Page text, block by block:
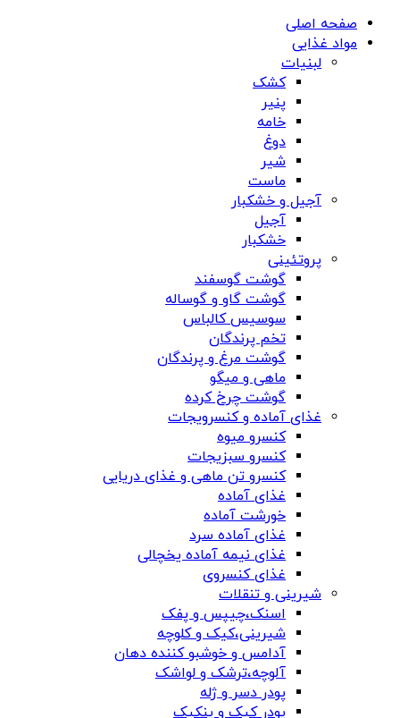
صفحه اصلی
مواد غذایی
لبنیات
کشک
پنیر
خامه
دوغ
شیر
ماست
آجیل و خشکبار
آجیل
خشکبار
پروتئینی
گوشت گوسفند
گوشت گاو و گوساله
سوسیس کالباس
تخم پرندگان
گوشت مرغ و پرندگان
ماهی و میگو
گوشت چرخ کرده
غذای آماده و کنسرویجات
کنسرو میوه
کنسرو سبزیجات
کنسرو تن ماهی و غذای دریایی
غذای آماده
خورشت آماده
غذای آماده سرد
غذای نیمه آماده یخچالی
غذای کنسروی
شیرینی و تنقلات
اسنک،چیپس و پفک
شیرینی،کیک و کلوچه
آدامس و خوشبو کننده دهان
آلوچه،ترشک و لواشک
پودر دسر و ژله
پودر کیک و پنکیک